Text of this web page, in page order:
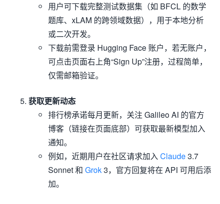
用户可下载完整测试数据集（如 BFCL 的数学
题库、xLAM 的跨领域数据），用于本地分析
或二次开发。
下载前需登录 Hugging Face 账户，若无账户，
可点击页面右上角“Sign Up”注册，过程简单，
仅需邮箱验证。
获取更新动态
排行榜承诺每月更新，关注 Galileo AI 的官方
博客（链接在页面底部）可获取最新模型加入
通知。
例如，近期用户在社区请求加入Claude3.7
Sonnet 和 Grok3，官方回复将在 API 可用后添
加。